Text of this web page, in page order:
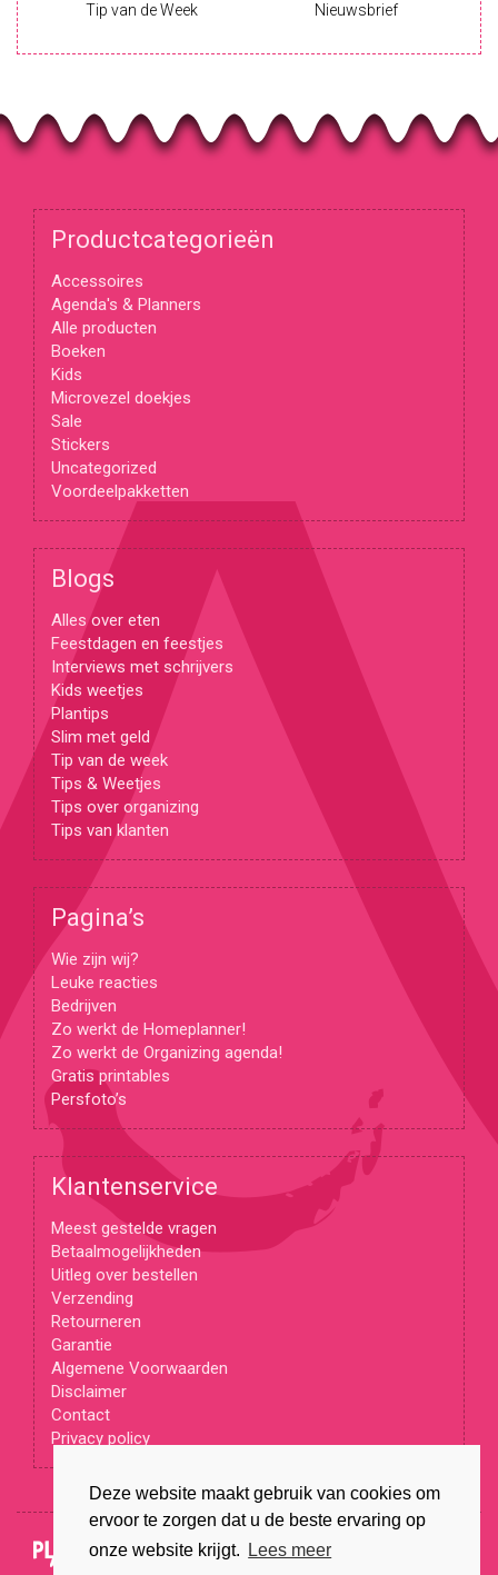
Deze website maakt gebruik van cookies om
ervoor te zorgen dat u de beste ervaring op
onze website krijgt.
Lees meer
Tip van de Week Nieuwsbrief
Productcategorieën
Accessoires
Agenda's & Planners
Alle producten
Boeken
Kids
Microvezel doekjes
Sale
Stickers
Uncategorized
Voordeelpakketten
Blogs
Alles over eten
Feestdagen en feestjes
Interviews met schrijvers
Kids weetjes
Plantips
Slim met geld
Tip van de week
Tips & Weetjes
Tips over organizing
Tips van klanten
Pagina’s
Wie zijn wij?
Leuke reacties
Bedrijven
Zo werkt de Homeplanner!
Zo werkt de Organizing agenda!
Gratis printables
Persfoto’s
Klantenservice
Meest gestelde vragen
Betaalmogelijkheden
Uitleg over bestellen
Verzending
Retourneren
Garantie
Algemene Voorwaarden
Disclaimer
Contact
Privacy policy
© Copyright 2026